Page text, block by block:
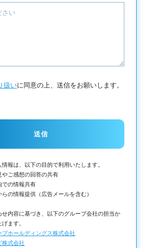
扱いに同意の上、送信をお願いします。
情報は、以下の目的で利用いたします。
やご感想の回答の共有
での情報共有
らの情報提供（広告メールを含む）
せ内容に基づき、以下のグループ会社の担当か
ます。
プホールディングス株式会社
株式会社